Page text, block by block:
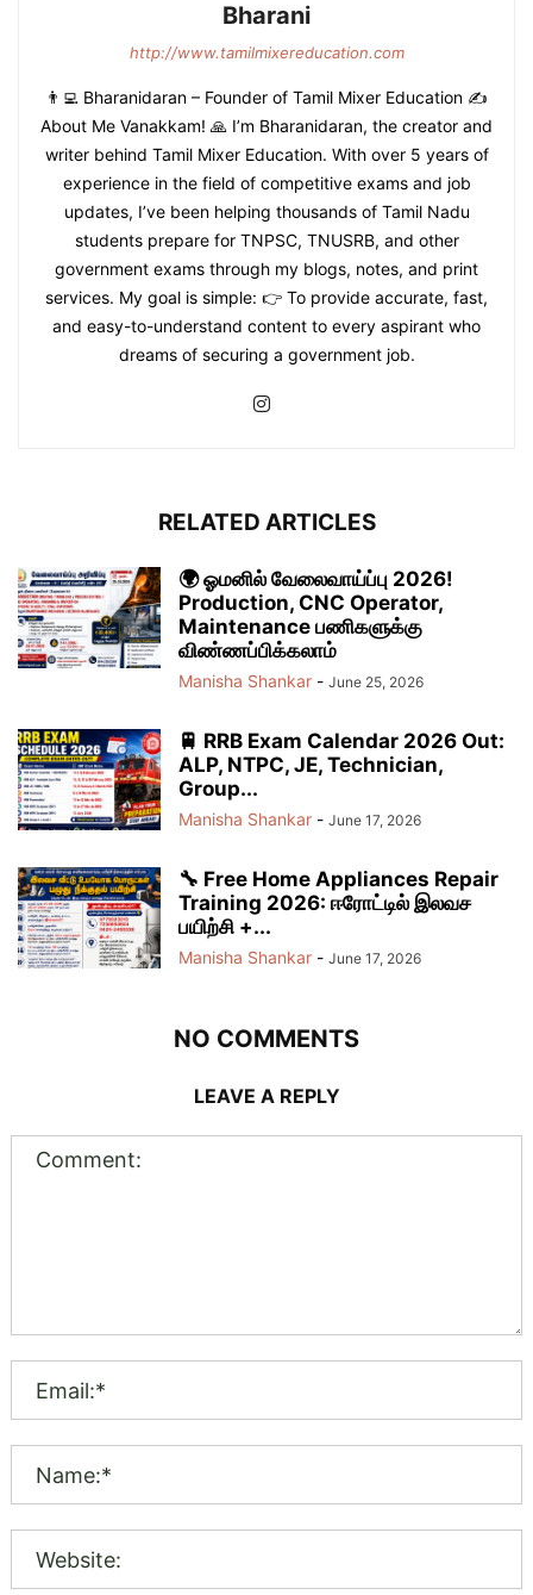
Bharani
http://www.tamilmixereducation.com
👨‍💻 Bharanidaran – Founder of Tamil Mixer Education ✍️
About Me Vanakkam! 🙏 I’m Bharanidaran, the creator and
writer behind Tamil Mixer Education. With over 5 years of
experience in the field of competitive exams and job
updates, I’ve been helping thousands of Tamil Nadu
students prepare for TNPSC, TNUSRB, and other
government exams through my blogs, notes, and print
services. My goal is simple: 👉 To provide accurate, fast,
and easy-to-understand content to every aspirant who
dreams of securing a government job.
RELATED ARTICLES
🌍 ஓமனில் வேலைவாய்ப்பு 2026!
Production, CNC Operator,
Maintenance பணிகளுக்கு
விண்ணப்பிக்கலாம்
Manisha Shankar - June 25, 2026
🚆 RRB Exam Calendar 2026 Out:
ALP, NTPC, JE, Technician,
Group...
Manisha Shankar - June 17, 2026
🔧 Free Home Appliances Repair
Training 2026: ஈரோட்டில் இலவச
பயிற்சி +...
Manisha Shankar - June 17, 2026
NO COMMENTS
LEAVE A REPLY